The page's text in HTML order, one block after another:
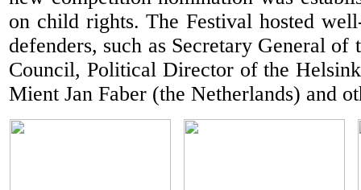
on child rights. The Festival hosted
defenders, such as Secretary General of
Council, Political Director of the
Mient Jan Faber (the Netherlands) and